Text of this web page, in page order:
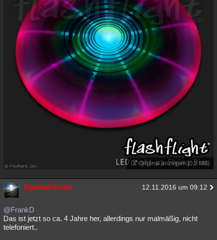
Original anzeigen (0,5 MB)
AgathaChristo 12.11.2016 um 09:12
@FrankD
Das ist jetzt so ca. 4 Jahre her, allerdings nur malmäßig, nicht
telefoniert..